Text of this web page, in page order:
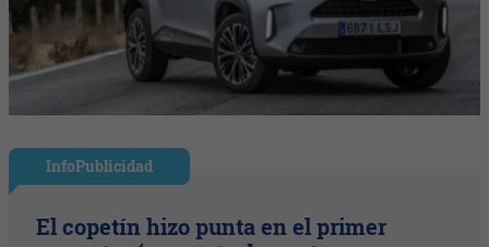
InfoPublicidad
El copetín hizo punta en el primer